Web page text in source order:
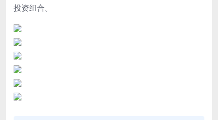
投资组合。